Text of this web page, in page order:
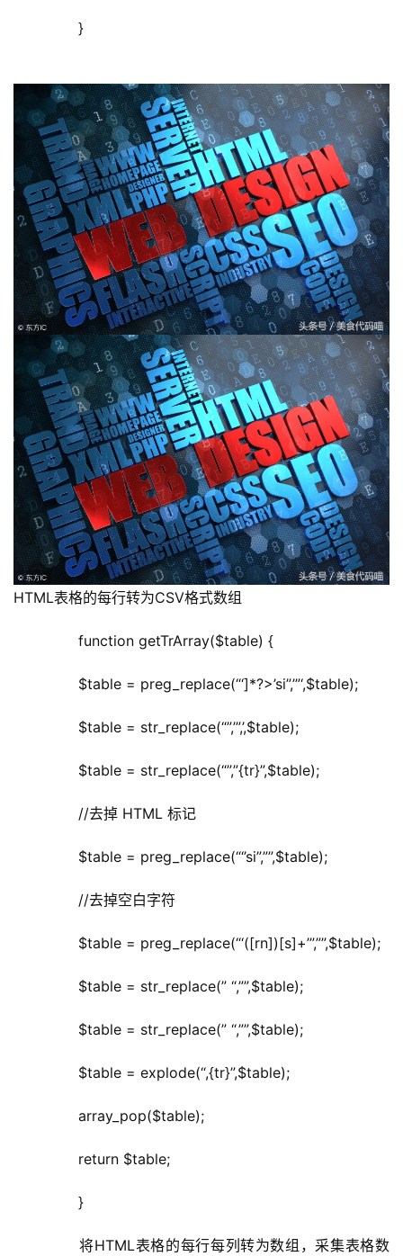
稿
每
日
好
	  }
HTML表格的每行转为CSV格式数组
	  function getTrArray($table) {
	  $table = preg_replace(“‘]*?>’si”,’”‘,$table);
	  $table = str_replace(“”,’”,’,$table);
	  $table = str_replace(“”,”{tr}”,$table);
	  //去掉 HTML 标记
	  $table = preg_replace(“‘’si”,””,$table);
	  //去掉空白字符
	  $table = preg_replace(“‘([rn])[s]+’”,””,$table);
	  $table = str_replace(” “,””,$table);
	  $table = str_replace(” “,””,$table);
	  $table = explode(“,{tr}”,$table);
	  array_pop($table);
	  return $table;
	  }